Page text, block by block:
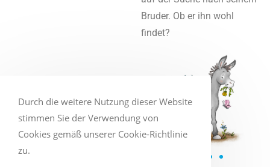
Bruder. Ob er ihn wohl
findet?
Durch die weitere Nutzung dieser Website
stimmen Sie der Verwendung von
Cookies gemäß unserer Cookie-Richtlinie
zu.